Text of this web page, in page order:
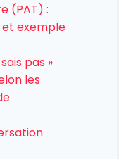
(PAT) :
et exemple
pas »
les